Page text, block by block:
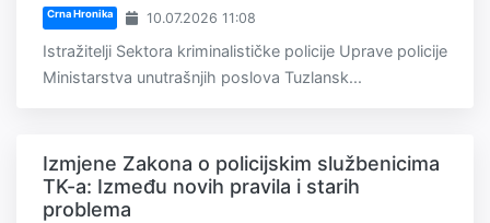
Crna Hronika 10.07.2026 11:08
Istražitelji Sektora kriminalističke policije Uprave policije
Ministarstva unutrašnjih poslova Tuzlansk...
Izmjene Zakona o policijskim službenicima
TK-a: Između novih pravila i starih
problema